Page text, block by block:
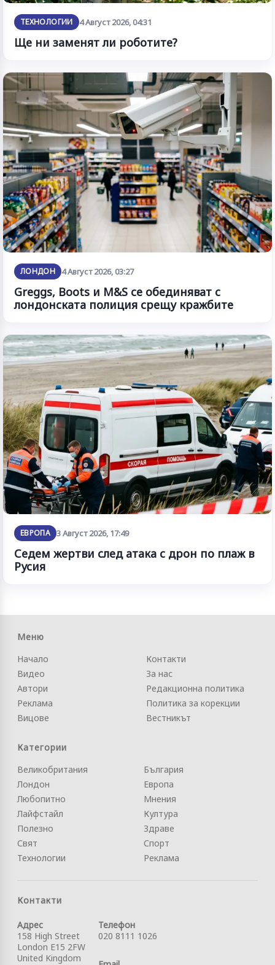
ТЕХНОЛОГИИ 4 Август 2026, 04:31
Ще ни заменят ли роботите?
ЛОНДОН 4 Август 2026, 03:27
Greggs, Boots и M&S се обединяват с
лондонската полиция срещу кражбите
ЕВРОПА 3 Август 2026, 17:49
Седем жертви след атака с дрон по плаж в
Русия
Меню
Начало
Видео
Автори
Реклама
Вицове
Контакти
За нас
Редакционна политика
Политика за корекции
Вестникът
Категории
Великобритания
Лондон
Любопитно
Лайфстайл
Полезно
Свят
Технологии
България
Европа
Мнения
Култура
Здраве
Спорт
Реклама
Контакти
Адрес
158 High Street
London E15 2FW
United Kingdom
Телефон
020 8111 1026